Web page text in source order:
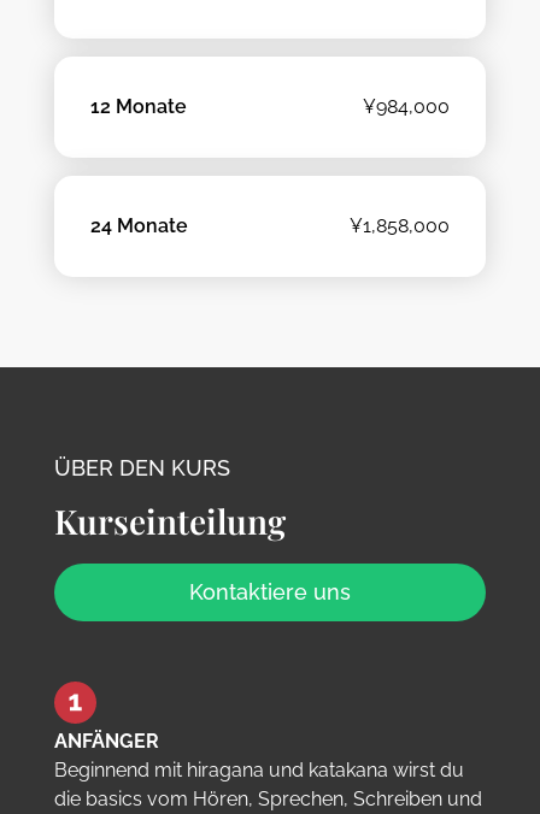
12 Monate ¥984,000
24 Monate ¥1,858,000
ÜBER DEN KURS
Kurseinteilung
Kontaktiere uns
ANFÄNGER
Beginnend mit hiragana und katakana wirst du
die basics vom Hören, Sprechen, Schreiben und